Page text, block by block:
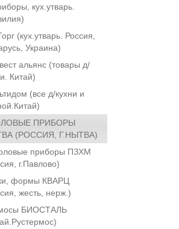
кух.утварь.
(кух.утварь. Россия,
Украина)
альянс (товары д/
Китай)
(все д/кухни и
ПРИБОРЫ
(РОССИЯ, Г.НЫТВА)
приборы ПЗХМ
г.Павлово)
формы КВАРЦ
жесть, нерж.)
БИОСТАЛЬ